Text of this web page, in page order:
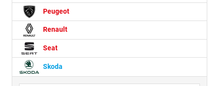
Peugeot
Renault
Seat
Skoda